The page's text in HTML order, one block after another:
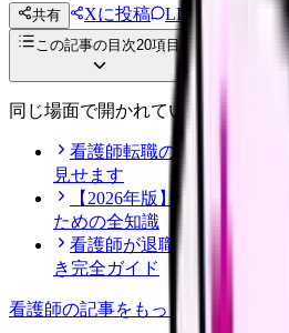
共有 Xに投稿 LINE
投稿文
この記事の目次20項目
同じ場面で開かれている記事
看護師転職のリアル体験談
見せます
【2026年版】看護師転職
ための全知識
看護師が退職後にやるべ
き完全ガイド
看護師の記事をもっと見る